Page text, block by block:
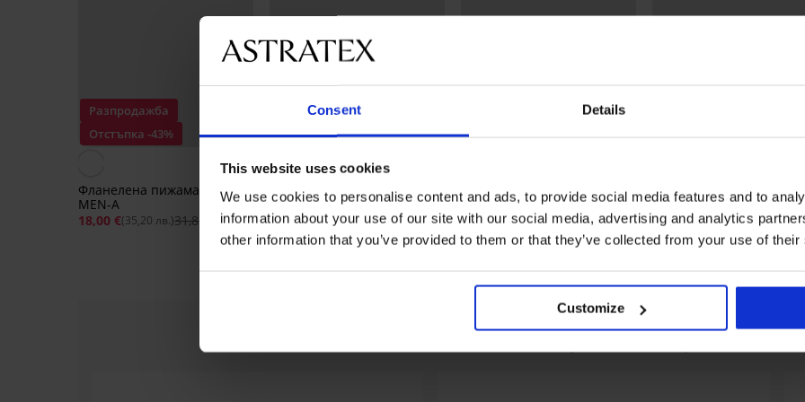
Consent Details
This website uses cookies
We use cookies to personalise content and ads, to provide social media features and to
information about your use of our site with our social media, advertising and analytics
other information that you’ve provided to them or that they’ve collected from your use of
Customize
Разпродажба
Отстъпка -43%
5
Фланелена пижама дълга
MEN-A
18,00 €(35,20 лв.)31,85 €
Разпродажба
Отстъпка -60%
Пижама MEN-A Austin къса
14,80 €(28,95 лв.)37,32 €
Отстъпка -40%
Памучна пижама Brooks
къса
19,79 €(38,71 лв.)32,99 €
Боксерки Bernard
20,99 €(41,05 лв.)
От същата колекция